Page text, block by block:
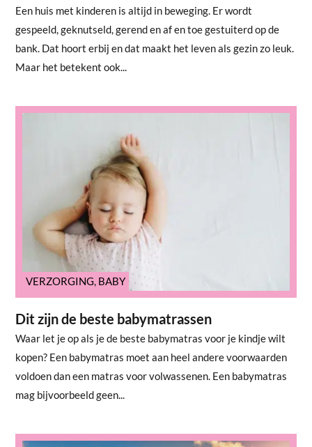
Een huis met kinderen is altijd in beweging. Er wordt
gespeeld, geknutseld, gerend en af en toe gestuiterd op de
bank. Dat hoort erbij en dat maakt het leven als gezin zo leuk.
Maar het betekent ook...
VERZORGING, BABY
Dit zijn de beste babymatrassen
Waar let je op als je de beste babymatras voor je kindje wilt
kopen? Een babymatras moet aan heel andere voorwaarden
voldoen dan een matras voor volwassenen. Een babymatras
mag bijvoorbeeld geen...